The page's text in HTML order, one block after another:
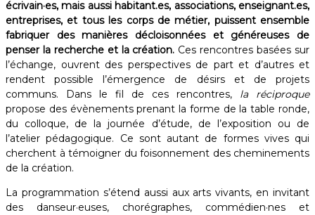
écrivain·es, mais aussi habitant.es, associations, enseignant.es,
entreprises, et tous les corps de métier, puissent ensemble
fabriquer des manières décloisonnées et généreuses de
penser la recherche et la création. Ces rencontres basées sur
l’échange, ouvrent des perspectives de part et d’autres et
rendent possible l’émergence de désirs et de projets
communs. Dans le fil de ces rencontres, la réciproque
propose des évènements prenant la forme de la table ronde,
du colloque, de la journée d’étude, de l’exposition ou de
l’atelier pédagogique. Ce sont autant de formes vives qui
cherchent à témoigner du foisonnement des cheminements
de la création.
La programmation s’étend aussi aux arts vivants, en invitant
des danseur·euses, chorégraphes, commédien·nes et